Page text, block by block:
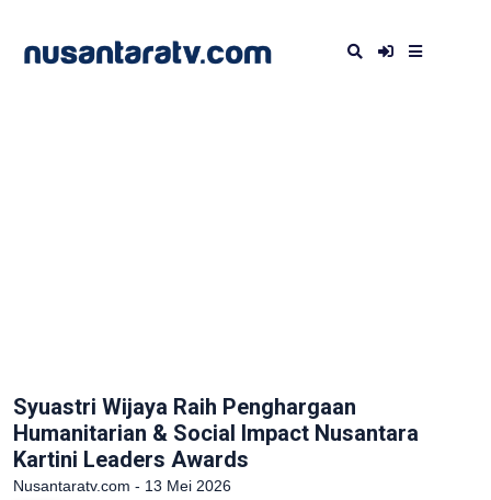
Syuastri Wijaya Raih Penghargaan
Humanitarian & Social Impact Nusantara
Kartini Leaders Awards
Nusantaratv.com - 13 Mei 2026